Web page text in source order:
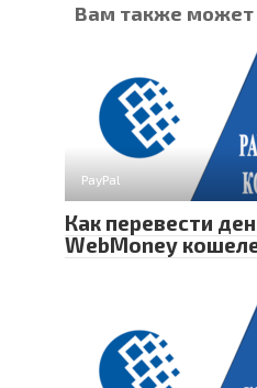
Вам также может
PayPal
Как перевести
WebMoney